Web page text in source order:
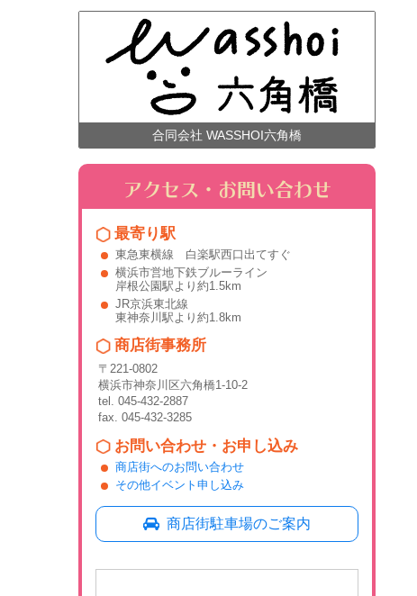
合同会社 WASSHOI六角橋
アクセス・お問い合わせ
最寄り駅
東急東横線 白楽駅西口出てすぐ
横浜市営地下鉄ブルーライン
岸根公園駅より約1.5km
JR京浜東北線
東神奈川駅より約1.8km
商店街事務所
〒221-0802
横浜市神奈川区六角橋1-10-2
tel. 045-432-2887
fax. 045-432-3285
お問い合わせ・お申し込み
商店街へのお問い合わせ
その他イベント申し込み
商店街駐車場のご案内